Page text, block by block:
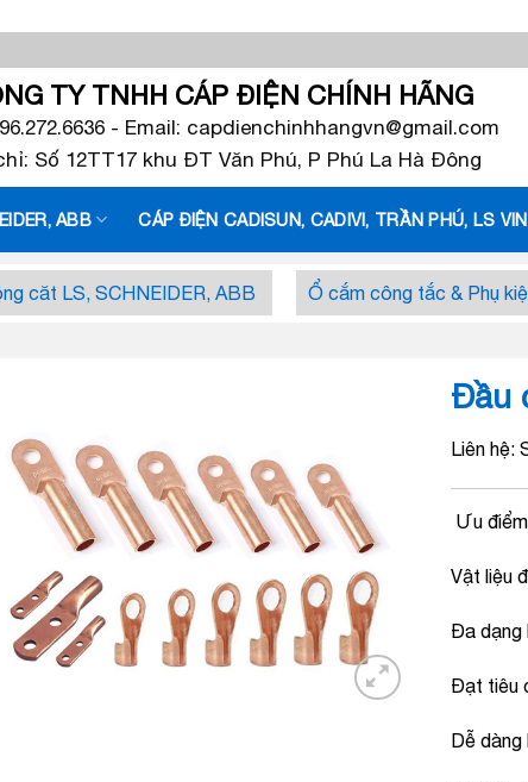
TY TNHH CÁP ĐIỆN CHÍNH HÃNG
- Email: capdienchinhhangvn@gmail.com
Số 12TT17 khu ĐT Văn Phú, P Phú La Hà Đông
ABB CÁP ĐIỆN CADISUN, CADIVI, TRẦN PHÚ, LS
căt LS, SCHNEIDER, ABB Ổ cắm công tắc & Phụ
Đầu
Liên hệ:
Ưu
Vật liệu
Đa dạng
Đạt tiêu
Dễ dàng